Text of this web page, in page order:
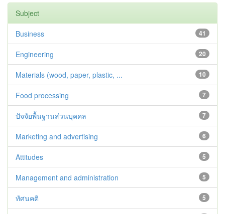
Subject
41
Business
20
Engineering
10
Materials (wood, paper, plastic, ...
7
Food processing
7
ปัจจัยพื้นฐานส่วนบุคคล
6
Marketing and advertising
5
Attitudes
5
Management and administration
5
ทัศนคติ